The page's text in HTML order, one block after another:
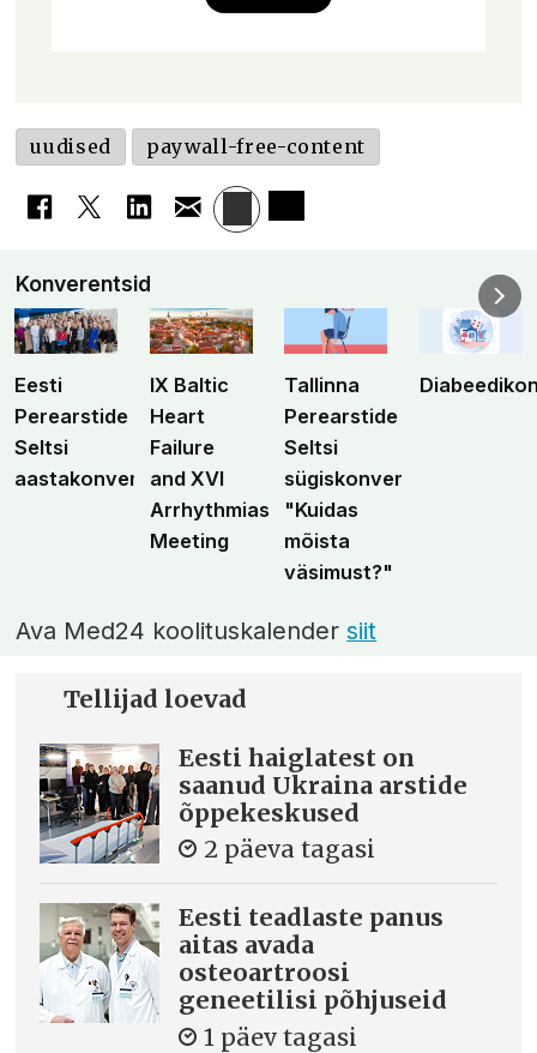
uudised paywall-free-content
Konverentsid
Eesti
Perearstide
Seltsi
aastakonverents
IX Baltic
Heart
Failure
and XVI
Arrhythmias
Meeting
Tallinna
Perearstide
Seltsi
sügiskonverents
"Kuidas
mõista
väsimust?"
Ava Med24 koolituskalendersiit
Tellijad loevad
Eesti haiglatest on
saanud Ukraina arstide
õppekeskused
2 päeva tagasi
Eesti teadlaste panus
aitas avada
osteoartroosi
geneetilisi põhjuseid
1 päev tagasi